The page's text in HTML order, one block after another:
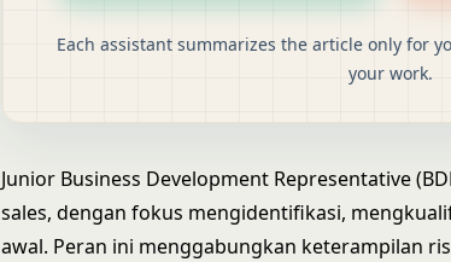
Each assistant summarizes the article only for
your work.
Junior Business Development Representative
sales, dengan fokus mengidentifikasi,
awal. Peran ini menggabungkan keterampilan